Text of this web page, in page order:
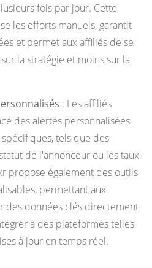
fois par jour. Cette
les efforts manuels, garantit
et permet aux affiliés de se
la stratégie et moins sur la
: Les affiliés
des alertes personnalisées
tels que des
de l'annonceur ou les taux
propose également des outils
permettant aux
des données clés directement
à des plateformes telles
à jour en temps réel.